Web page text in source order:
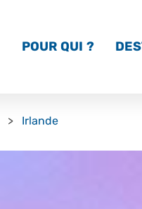
POUR QUI ?
Irlande